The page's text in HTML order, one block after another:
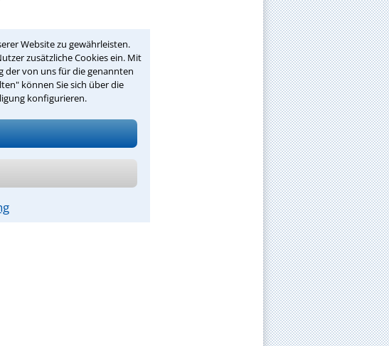
Website zu gewährleisten.
zusätzliche Cookies ein. Mit
der von uns für die genannten
können Sie sich über die
konfigurieren.